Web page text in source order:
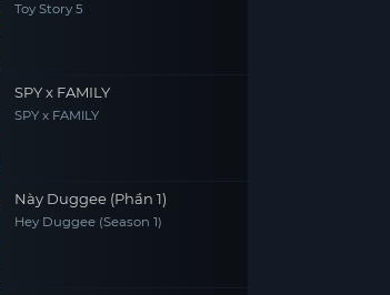
Toy Story 5
SPY x FAMILY
SPY x FAMILY
Này Duggee (Phần 1)
Hey Duggee (Season 1)